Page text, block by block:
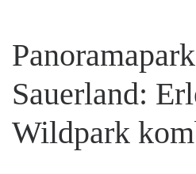
Sauerland:
Wildpark